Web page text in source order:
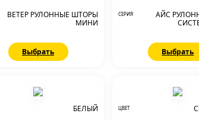
ВЕТЕР РУЛОННЫЕ ШТОРЫ
МИНИ
Выбрать
СЕРИЯ
АЙС
Выбрать
БЕЛЫЙ ЦВЕТ